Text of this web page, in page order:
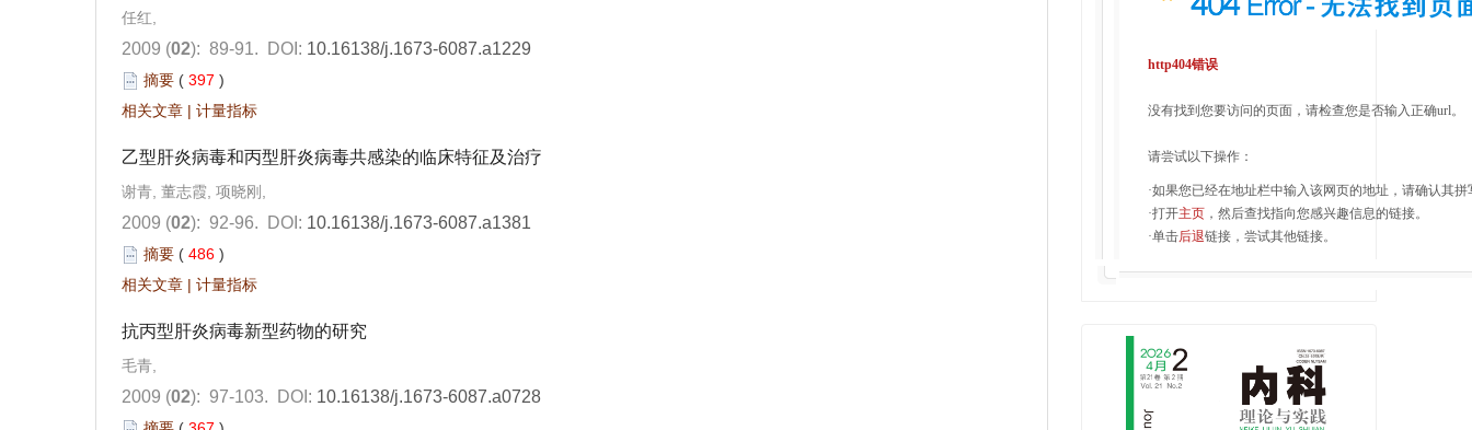
任红,
2009 (02): 89-91. DOI: 10.16138/j.1673-6087.a1229
摘要 ( 397 )
相关文章 | 计量指标
乙型肝炎病毒和丙型肝炎病毒共感染的临床特征及治疗
谢青, 董志霞, 项晓刚,
2009 (02): 92-96. DOI: 10.16138/j.1673-6087.a1381
摘要 ( 486 )
相关文章 | 计量指标
抗丙型肝炎病毒新型药物的研究
毛青,
2009 (02): 97-103. DOI: 10.16138/j.1673-6087.a0728
http404错误
没有找到您要访问的页面，请检查您是否输入正确url。
请尝试以下操作：
·如果您已经在地址栏中输入该网页的地址，请确认其拼
·打开主页 ，然后查找指向您感兴趣信息的链接。
·单击后退链接，尝试其他链接。